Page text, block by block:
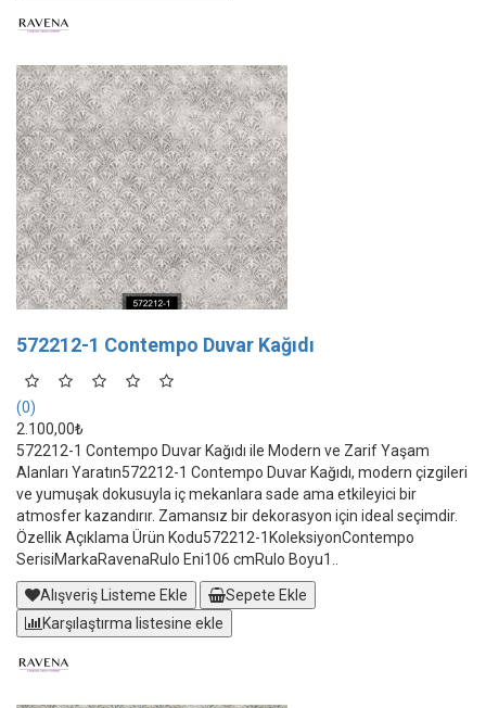
572212-1 Contempo Duvar Kağıdı
(0)
2.100,00₺
572212-1 Contempo Duvar Kağıdı ile Modern ve Zarif Yaşam
Alanları Yaratın572212-1 Contempo Duvar Kağıdı, modern çizgileri
ve yumuşak dokusuyla iç mekanlara sade ama etkileyici bir
atmosfer kazandırır. Zamansız bir dekorasyon için ideal seçimdir.
Özellik Açıklama Ürün Kodu572212-1KoleksiyonContempo
SerisiMarkaRavenaRulo Eni106 cmRulo Boyu1..
Alışveriş Listeme Ekle
Sepete Ekle
Karşılaştırma listesine ekle